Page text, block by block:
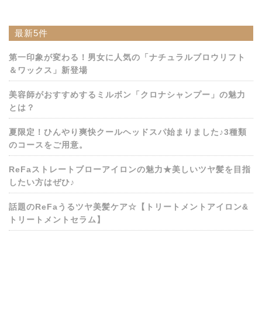
最新5件
第一印象が変わる！男女に人気の「ナチュラルブロウリフト
＆ワックス」新登場
美容師がおすすめするミルボン「クロナシャンプー」の魅力
とは？
夏限定！ひんやり爽快クールヘッドスパ始まりました♪3種類
のコースをご用意。
ReFaストレートブローアイロンの魅力★美しいツヤ髪を目指
したい方はぜひ♪
話題のReFaうるツヤ美髪ケア☆【トリートメントアイロン&
トリートメントセラム】